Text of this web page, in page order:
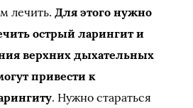
лечить. Для этого нужно
острый ларингит и
верхних дыхательных
привести к
. Нужно стараться